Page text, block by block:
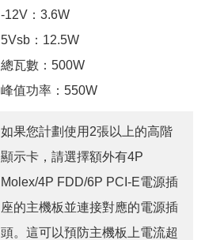
-12V：3.6W
5Vsb：12.5W
總瓦數：500W
峰值功率：550W
如果您計劃使用2張以上的高階
顯示卡，請選擇額外有4P
Molex/4P FDD/6P PCI-E電源插
座的主機板並連接對應的電源插
頭。這可以預防主機板上電流超